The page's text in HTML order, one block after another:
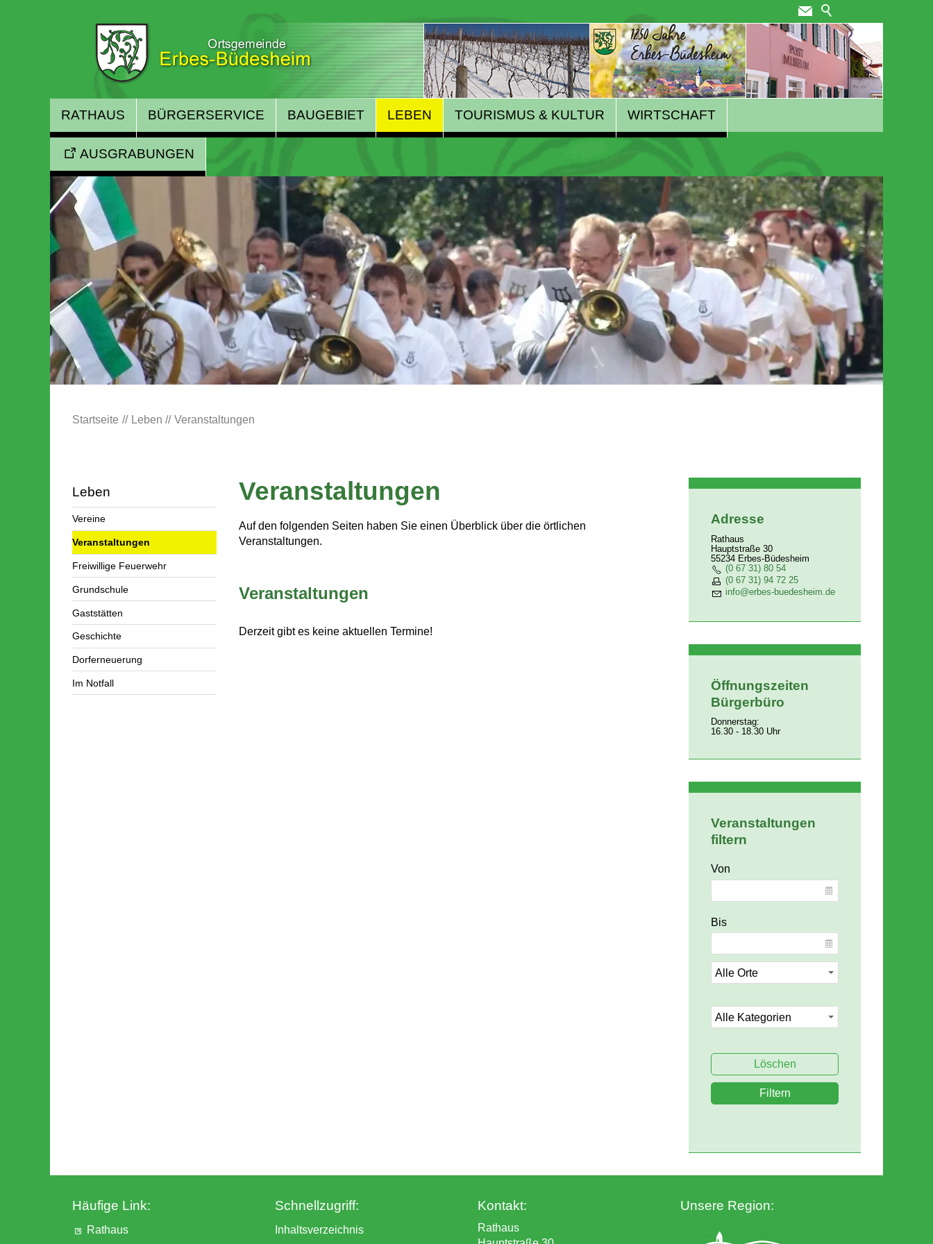
RATHAUS BÜRGERSERVICE BAUGEBIET LEBEN TOURISMUS & KULTUR WIRTSCHAFT
AUSGRABUNGEN
Startseite Leben Veranstaltungen
Leben
Vereine
Veranstaltungen
Freiwillige Feuerwehr
Grundschule
Gaststätten
Geschichte
Dorferneuerung
Im Notfall
Veranstaltungen
Auf den folgenden Seiten haben Sie einen Überblick über die örtlichen
Veranstaltungen.
Veranstaltungen
Derzeit gibt es keine aktuellen Termine!
Adresse
Rathaus
Hauptstraße 30
55234 Erbes-Büdesheim
(0 67 31) 80 54
(0 67 31) 94 72 25
nf
rb s-b d sh m d
Öffnungszeiten
Bürgerbüro
Donnerstag:
16.30 - 18.30 Uhr
Veranstaltungen
filtern
Von
Bis
Löschen
Filtern
Häufige Link:
Rathaus
Schnellzugriff:
Inhaltsverzeichnis
Kontakt:
Rathaus
Unsere Region: